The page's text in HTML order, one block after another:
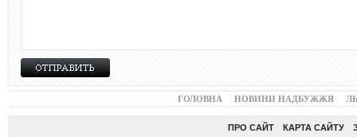
ГОЛОВНА НОВИНИ НАДБУЖЖЯ
ПРО САЙТ КАРТА САЙТУ